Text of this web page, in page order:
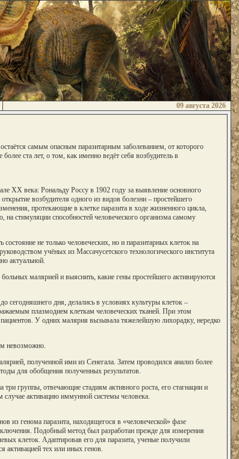
09 августа 2026
самым опасным паразитарным заболеванием, от которого
ста лет, о том, как именно ведёт себя возбудитель в
XX века: Рональду Россу в 1902 году за выявление основного
возбудителя одного из видов болезни – простейшего
протекающие в клетке паразита в ходе жизненного цикла,
стимуляции способностей человеческого организма самому
не только человеческих, но и паразитарных клеток на
учёных из Массачусетского технологического института
актуальной.
малярией и выяснить, какие гены простейшего активируются
сегодняшнего дня, делались в условиях культуры клеток –
плазмодием клеткам человеческих тканей. При этом
У одних малярия вызывала тяжелейшую лихорадку, нередко
невозможно.
полученной ими из Сенегала. Затем проводился анализ более
для обобщения полученных результатов.
группы, отвечающие стадиям активного роста, его стагнации и
активацию иммунной системы человека.
из генома паразита, находящегося в «человеческой» фазе
Подобный метод был разработан прежде для измерения
клеток. Адаптировав его для паразита, ученые получили
тех или иных генов.